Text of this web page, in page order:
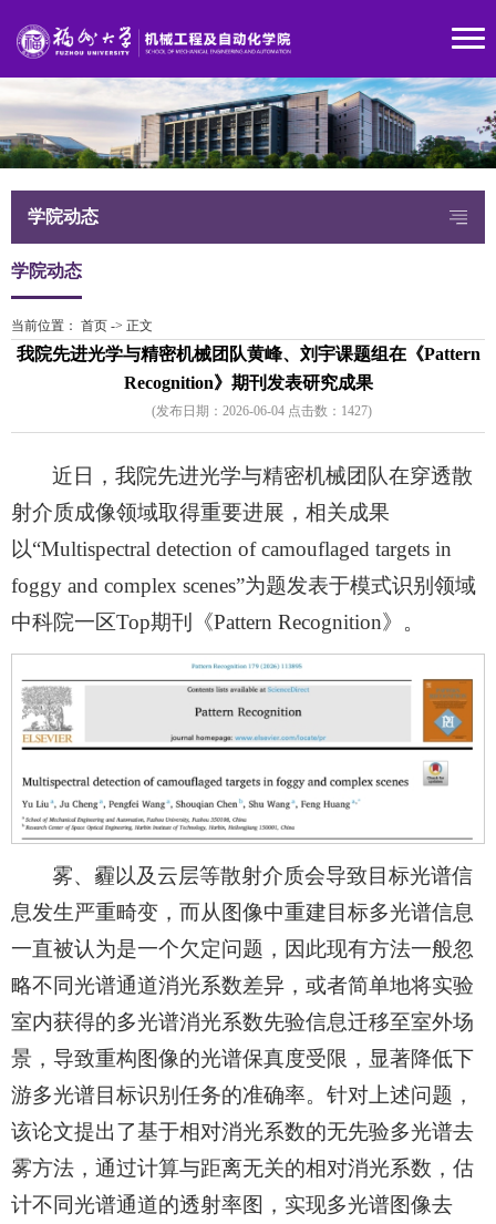
学院动态
学院动态
当前位置： 首页 -> 正文
我院先进光学与精密机械团队黄峰、刘宇课题组在《Pattern
Recognition》期刊发表研究成果
(发布日期：2026-06-04 点击数： 1427)
近日，我院先进光学与精密机械团队在穿透散
射介质成像领域取得重要进展，相关成果
以“Multispectral detection of camouflaged targets in
foggy and complex scenes”为题发表于模式识别领域
中科院一区Top期刊《Pattern Recognition》。
雾、霾以及云层等散射介质会导致目标光谱信
息发生严重畸变，而从图像中重建目标多光谱信息
一直被认为是一个欠定问题，因此现有方法一般忽
略不同光谱通道消光系数差异，或者简单地将实验
室内获得的多光谱消光系数先验信息迁移至室外场
景，导致重构图像的光谱保真度受限，显著降低下
游多光谱目标识别任务的准确率。针对上述问题，
该论文提出了基于相对消光系数的无先验多光谱去
雾方法，通过计算与距离无关的相对消光系数，估
计不同光谱通道的透射率图，实现多光谱图像去